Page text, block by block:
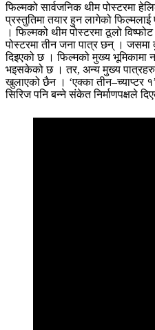
फिल्मको सार्वजनिक थीम पोस्टरमा
प्रस्तुतिमा तयार हुन लागेको फिल्मलाई
। फिल्मको थीम पोस्टरमा ठूलो
पोस्टरमा तीन जना पात्र छन् ।
दिइएको छ । फिल्मको मुख्य भूमिकामा
भइसकेको छ । तर, अन्य मुख्य
खुलाएको छैन । ‘एक्का तीन–च्याप्टर
सिरिज पनि बन्ने संकेत निर्माणपक्षले